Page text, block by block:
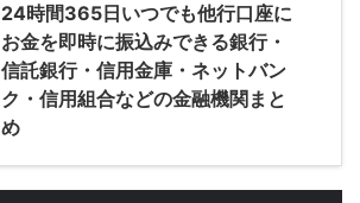
24時間365日いつでも他行口座に
お金を即時に振込みできる銀行・
信託銀行・信用金庫・ネットバン
ク・信用組合などの金融機関まと
め